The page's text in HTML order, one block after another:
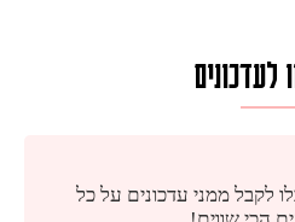
לעדכונים